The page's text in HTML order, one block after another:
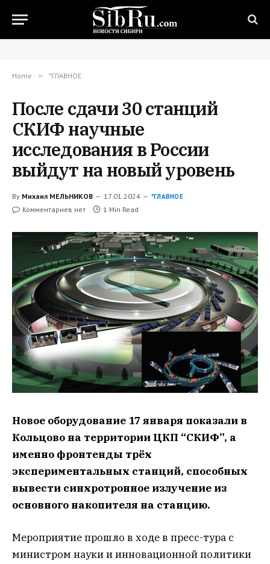
Home » *ГЛАВНОЕ
После сдачи 30 станций
СКИФ научные
исследования в России
выйдут на новый уровень
By Михаил МЕЛЬНИКОВ 17.01.2024 *ГЛАВНОЕ
Комментариев нет 1 Min Read
Новое оборудование 17 января показали в
Кольцово на территории ЦКП “СКИФ”, а
именно фронтенды трёх
экспериментальных станций, способных
вывести синхротронное излучение из
основного накопителя на станцию.
Мероприятие прошло в ходе в пресс-тура с
министром науки и инновационной политики